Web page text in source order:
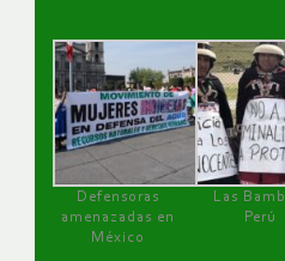
Defensoras
amenazadas en
México
Las
Perú